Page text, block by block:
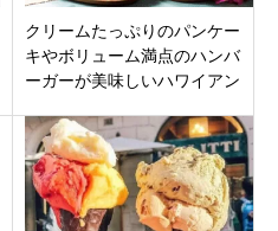
クリームたっぷりのパンケー
キやボリューム満点のハンバ
ーガーが美味しいハワイアン
ナイースト店」千葉県浦安市